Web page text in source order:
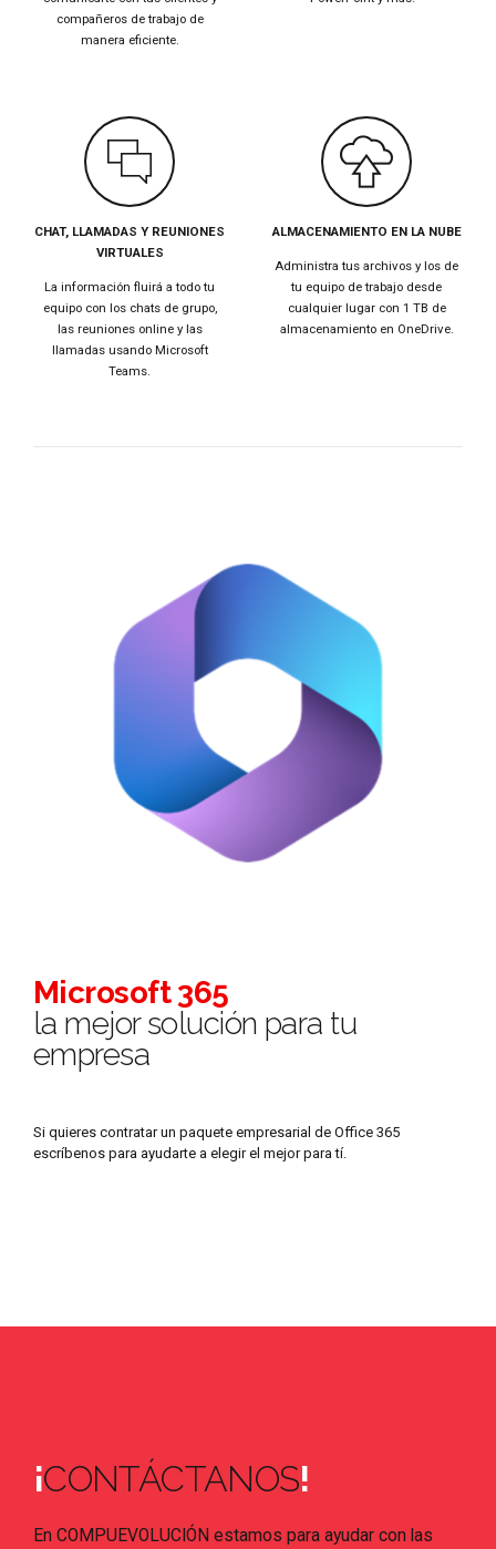
compañeros de trabajo de
manera eficiente.
CHAT, LLAMADAS Y REUNIONES
VIRTUALES
La información fluirá a todo tu
equipo con los chats de grupo,
las reuniones online y las
llamadas usando Microsoft
Teams.
ALMACENAMIENTO EN LA NUBE
Administra tus archivos y los de
tu equipo de trabajo desde
cualquier lugar con 1 TB de
almacenamiento en OneDrive.
Microsoft 365
la mejor solución para tu
empresa
Si quieres contratar un paquete empresarial de Office 365
escríbenos para ayudarte a elegir el mejor para tí.
¡CONTÁCTANOS!
En COMPUEVOLUCIÓN estamos para ayudar con las